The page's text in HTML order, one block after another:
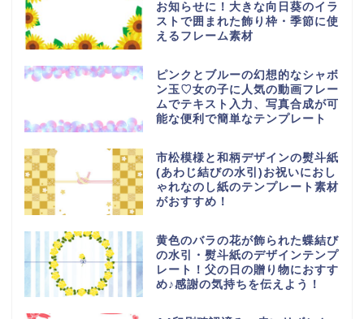
お知らせに！大きな向日葵のイラ
ストで囲まれた飾り枠・季節に使
えるフレーム素材
ピンクとブルーの幻想的なシャボ
ン玉♡女の子に人気の動画フレー
ムでテキスト入力、写真合成が可
能な便利で簡単なテンプレート
市松模様と和柄デザインの熨斗紙
(あわじ結びの水引)お祝いにおし
ゃれなのし紙のテンプレート素材
がおすすめ！
黄色のバラの花が飾られた蝶結び
の水引・熨斗紙のデザインテンプ
レート！父の日の贈り物におすす
め♪感謝の気持ちを伝えよう！